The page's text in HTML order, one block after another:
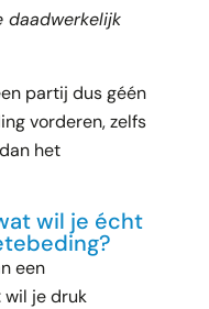
daadwerkelijk
partij dus géén
vorderen, zelfs
het
wil je écht
een
wil je druk